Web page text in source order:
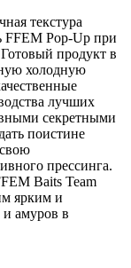
текстура
FFEM Pop-Up при
продукт в
холодную
лучших
секретными
поистине
прессинга.
Baits Team
ярким и
амуров в